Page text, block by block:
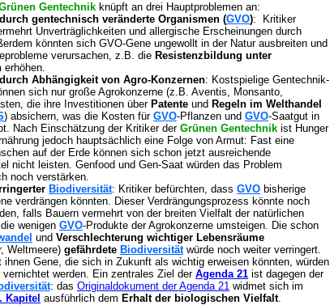
Gentechnik knüpft an drei Hauptproblemen an:
gentechnisch veränderte Organismen (GVO): Kritiker
Unverträglichkeiten und allergische Erscheinungen durch
könnten sich GVO-Gene ungewollt in der Natur ausbreiten und
verursachen, z.B. die Resistenzbildung unter
erhöhen.
Abhängigkeit von Agro-Konzernen: Kostspielige Gentechnik-
sich nur große Agrokonzerne (z.B. Aventis, Monsanto,
die ihre Investitionen über Patente und Regeln im Welthandel
) absichern, was die Kosten für GVO-Pflanzen und GVO-Saatgut in
Nach Einschätzung der Kritiker der Grünen Gentechnik ist Hunger
jedoch hauptsächlich eine Folge von Armut: Fast eine
auf der Erde können sich schon jetzt ausreichende
nicht leisten. Genfood und Gen-Saat würden das Problem
noch verstärken.
Biodiversität: Kritiker befürchten, dass GVO bisherige
verdrängen könnten. Dieser Verdrängungsprozess könnte noch
falls Bauern vermehrt von der breiten Vielfalt der natürlichen
wenigen GVO-Produkte der Agrokonzerne umsteigen. Die schon
und Verschlechterung wichtiger Lebensräume
Weltmeere) gefährdete Biodiversitätwürde noch weiter verringert.
ihnen Gene, die sich in Zukunft als wichtig erweisen könnten, würden
werden. Ein zentrales Ziel der Agenda 21 ist dagegen der
: das Originaldokument der Agenda 21 widmet sich im
Kapitel ausführlich dem Erhalt der biologischen Vielfalt.